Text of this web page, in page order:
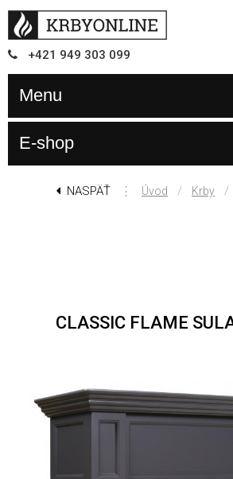
+421 949 303 099
Menu
E-shop
NASPÄŤ ⋮ Úvod / Krby /
CLASSIC FLAME